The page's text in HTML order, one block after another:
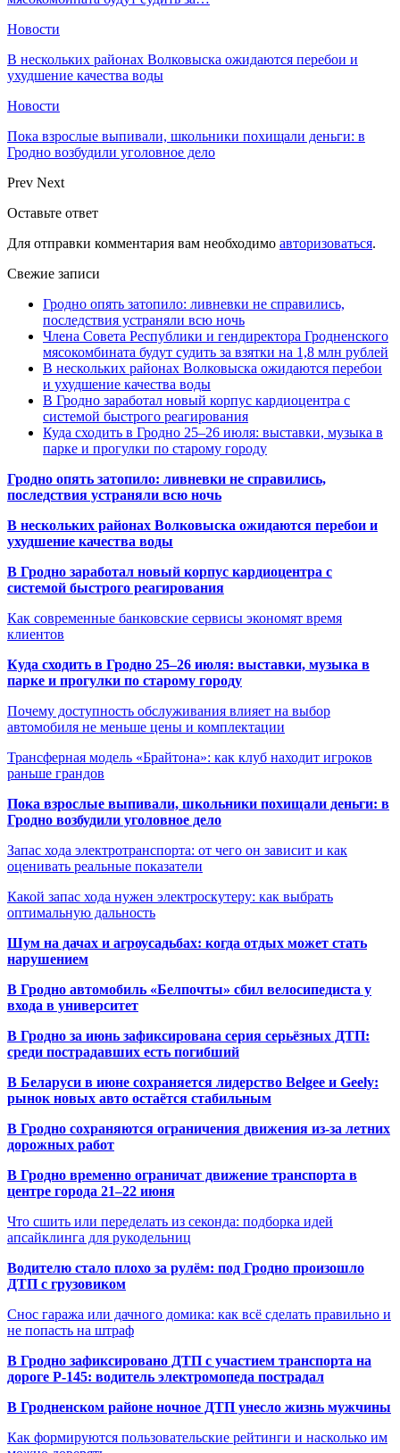
Новости
В нескольких районах Волковыска ожидаются перебои и
ухудшение качества воды
Новости
Пока взрослые выпивали, школьники похищали деньги: в
Гродно возбудили уголовное дело
Prev Next
Оставьте ответ
Для отправки комментария вам необходимо авторизоваться.
Свежие записи
Гродно опять затопило: ливневки не справились,
последствия устраняли всю ночь
Члена Совета Республики и гендиректора Гродненского
мясокомбината будут судить за взятки на 1,8 млн рублей
В нескольких районах Волковыска ожидаются перебои
и ухудшение качества воды
В Гродно заработал новый корпус кардиоцентра с
системой быстрого реагирования
Куда сходить в Гродно 25–26 июля: выставки, музыка в
парке и прогулки по старому городу
Гродно опять затопило: ливневки не справились,
последствия устраняли всю ночь
В нескольких районах Волковыска ожидаются перебои и
ухудшение качества воды
В Гродно заработал новый корпус кардиоцентра с
системой быстрого реагирования
Как современные банковские сервисы экономят время
клиентов
Куда сходить в Гродно 25–26 июля: выставки, музыка в
парке и прогулки по старому городу
Почему доступность обслуживания влияет на выбор
автомобиля не меньше цены и комплектации
Трансферная модель «Брайтона»: как клуб находит игроков
раньше грандов
Пока взрослые выпивали, школьники похищали деньги: в
Гродно возбудили уголовное дело
Запас хода электротранспорта: от чего он зависит и как
оценивать реальные показатели
Какой запас хода нужен электроскутеру: как выбрать
оптимальную дальность
Шум на дачах и агроусадьбах: когда отдых может стать
нарушением
В Гродно автомобиль «Белпочты» сбил велосипедиста у
входа в университет
В Гродно за июнь зафиксирована серия серьёзных ДТП:
среди пострадавших есть погибший
В Беларуси в июне сохраняется лидерство Belgee и Geely:
рынок новых авто остаётся стабильным
В Гродно сохраняются ограничения движения из-за летних
дорожных работ
В Гродно временно ограничат движение транспорта в
центре города 21–22 июня
Что сшить или переделать из секонда: подборка идей
апсайклинга для рукодельниц
Водителю стало плохо за рулём: под Гродно произошло
ДТП с грузовиком
Снос гаража или дачного домика: как всё сделать правильно и
не попасть на штраф
В Гродно зафиксировано ДТП с участием транспорта на
дороге Р-145: водитель электромопеда пострадал
В Гродненском районе ночное ДТП унесло жизнь мужчины
Как формируются пользовательские рейтинги и насколько им